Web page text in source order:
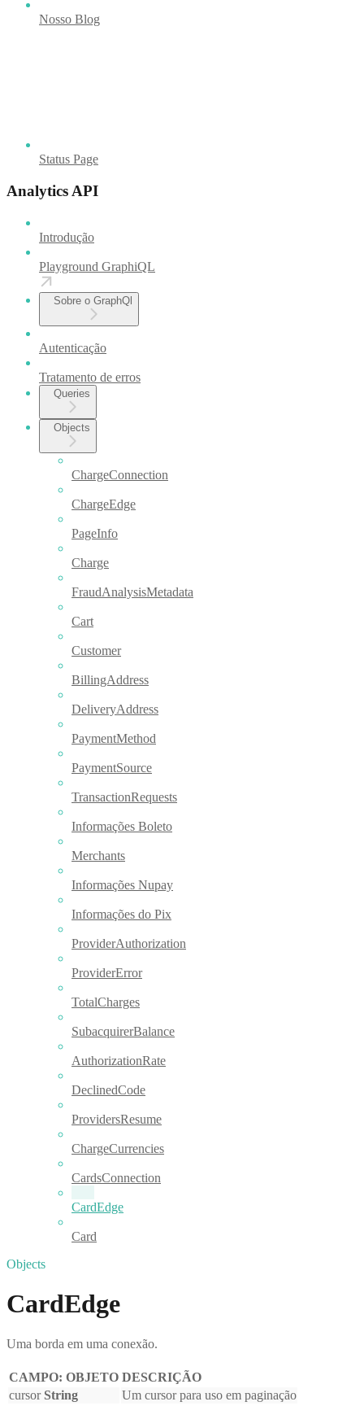
Nosso Blog
Status Page
Analytics API
Introdução
Playground GraphiQL
Sobre o GraphQl
Autenticação
Tratamento de erros
Queries
Objects
ChargeConnection
ChargeEdge
PageInfo
Charge
FraudAnalysisMetadata
Cart
Customer
BillingAddress
DeliveryAddress
PaymentMethod
PaymentSource
TransactionRequests
Informações Boleto
Merchants
Informações Nupay
Informações do Pix
ProviderAuthorization
ProviderError
TotalCharges
SubacquirerBalance
AuthorizationRate
DeclinedCode
ProvidersResume
ChargeCurrencies
CardsConnection
CardEdge
Card
Objects
CardEdge
Uma borda em uma conexão.
CAMPO: OBJETO DESCRIÇÃO
cursor String
Um cursor para uso em paginação